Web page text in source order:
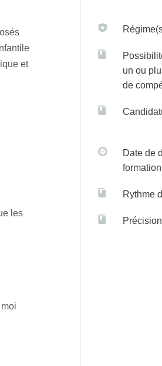
et
les
un ou
de
Date de
formation
Rythme